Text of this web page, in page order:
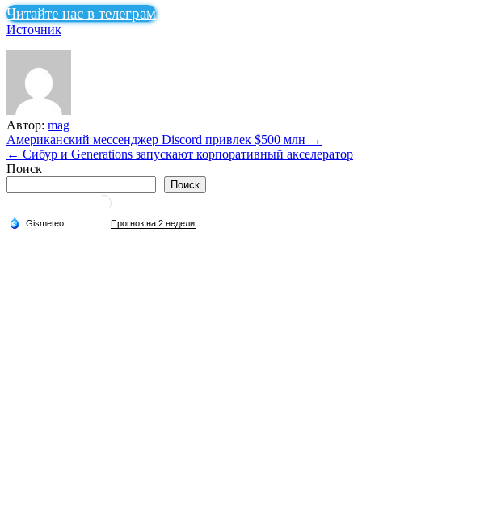
Читайте нас в телеграм
Источник
Автор: mag
Навигация
по
Американский мессенджер Discord привлек $500 млн →
← Сибур и Generations запускают корпоративный акселератор
Поиск
Поиск